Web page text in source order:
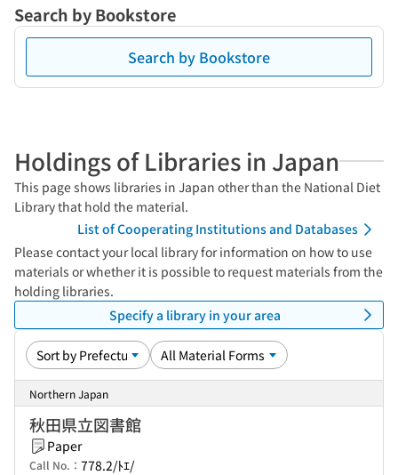
Search by Bookstore
Search by Bookstore
Holdings of Libraries in Japan
This page shows libraries in Japan other than the National Diet
Library that hold the material.
List of Cooperating Institutions and Databases
Please contact your local library for information on how to use
materials or whether it is possible to request materials from the
holding libraries.
Specify a library in your area
Northern Japan
秋田県立図書館
Paper
Call No.： 778.2/ﾄｴ/